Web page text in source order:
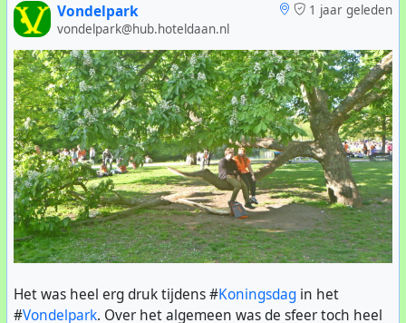
1 jaar geleden
Vondelpark
vondelpark@hub.hoteldaan.nl
Het was heel erg druk tijdens #Koningsdag in het
#Vondelpark. Over het algemeen was de sfeer toch heel